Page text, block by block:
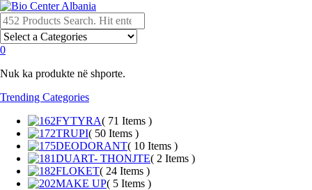
0
Nuk ka produkte në shporte.
Trending Categories
FYTYRA( 71 Items )
TRUPI( 50 Items )
DEODORANT( 10 Items )
DUART- THONJTE( 2 Items )
FLOKET( 24 Items )
MAKE UP( 5 Items )